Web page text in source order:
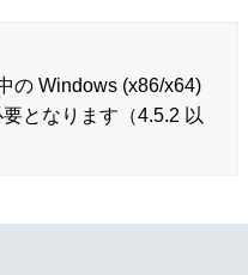
の Windows (x86/x64)
要となります（4.5.2 以